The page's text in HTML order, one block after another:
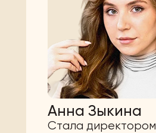
Анна Зыкина
Стала директором